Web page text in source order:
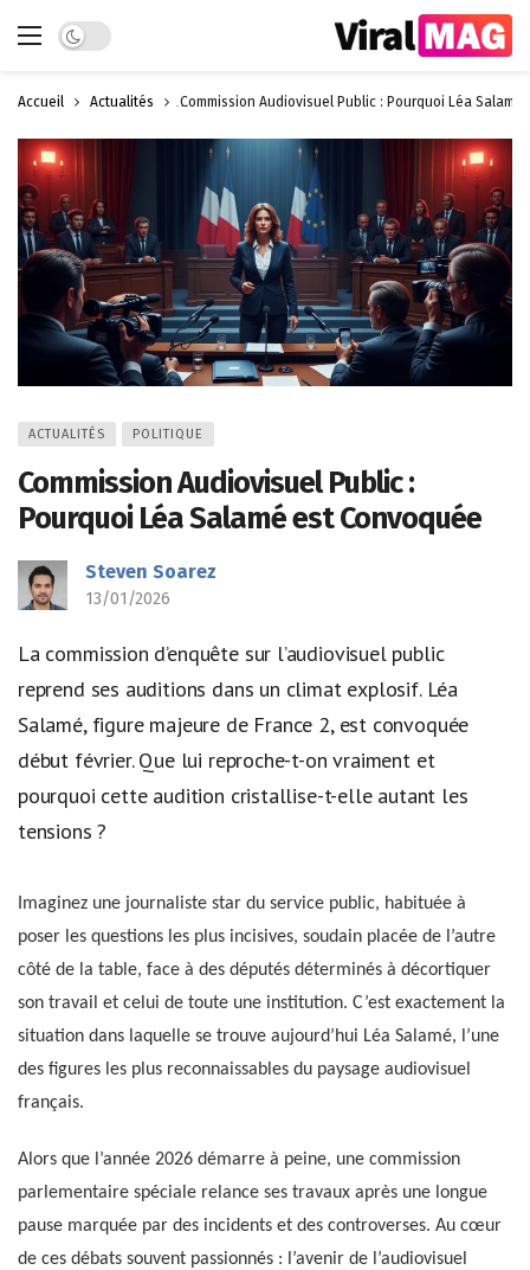
Dark mode
Accueil Actualités Commission Audiovisuel Public : Pourquoi Léa Salamé
ACTUALITÉS POLITIQUE
Commission Audiovisuel Public :
Pourquoi Léa Salamé est Convoquée
Steven Soarez
13/01/2026
La commission d’enquête sur l’audiovisuel public
reprend ses auditions dans un climat explosif. Léa
Salamé, figure majeure de France 2, est convoquée
début février. Que lui reproche-t-on vraiment et
pourquoi cette audition cristallise-t-elle autant les
tensions ?
Imaginez une journaliste star du service public, habituée à
poser les questions les plus incisives, soudain placée de l’autre
côté de la table, face à des députés déterminés à décortiquer
son travail et celui de toute une institution. C’est exactement la
situation dans laquelle se trouve aujourd’hui Léa Salamé, l’une
des figures les plus reconnaissables du paysage audiovisuel
français.
Alors que l’année 2026 démarre à peine, une commission
parlementaire spéciale relance ses travaux après une longue
pause marquée par des incidents et des controverses. Au cœur
de ces débats souvent passionnés : l’avenir de l’audiovisuel